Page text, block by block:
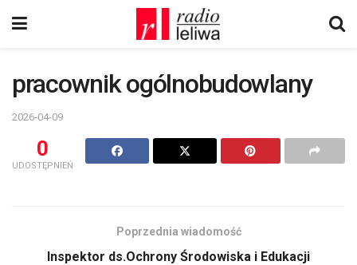
pracownik ogólnobudowlany
2026-04-09
0
UDOSTĘPNIEŃ
Poprzednia wiadomość
Inspektor ds.Ochrony Środowiska i Edukacji